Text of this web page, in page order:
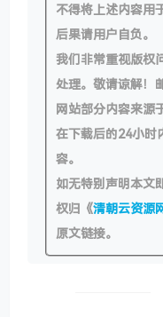
不得将上述内容用
后果请用户自负。
我们非常重视版权
处理。敬请谅解！
网站部分内容来源
在下载后的24小时
容。
如无特别声明本文
权归《清朝云资源
原文链接。